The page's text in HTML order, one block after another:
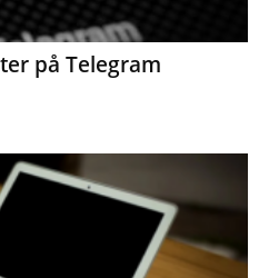
på Telegram